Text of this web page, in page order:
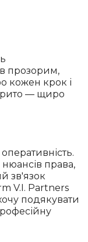
прозорим,
кожен крок і
— щиро
права,
зв'язок
V.I. Partners
подякувати